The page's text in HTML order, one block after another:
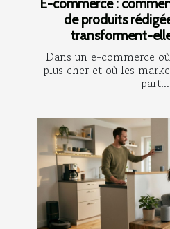
de produits
transforment-
Dans un e-commerce
plus cher et où les
part...